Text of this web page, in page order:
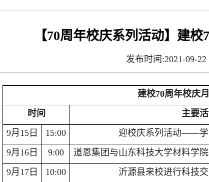
【70周年校庆系列活动】建
发布时间:2021-09-22
建校70周年校庆
时间
主要
9月15日
15:00 迎校庆系列活动——学
9月16日
9:00 道恩集团与山东科技大学材料学
9月17日
10:00 沂源县来校进行科技